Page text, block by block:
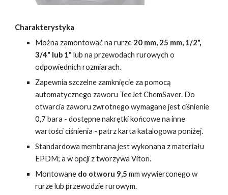
Charakterystyka
Można zamontować na rurze 20 mm, 25 mm, 1/2",
3/4" lub 1" lub na przewodach rurowych o
odpowiednich rozmiarach.
Zapewnia szczelne zamknięcie za pomocą
automatycznego zaworu TeeJet ChemSaver. Do
otwarcia zaworu zwrotnego wymagane jest ciśnienie
0,7 bara -dostępne nakrętki końcowe na inne
wartości ciśnienia - patrz karta katalogowa poniżej.
Standardowa membrana jest wykonana z materiału
EPDM; a w opcji z tworzywa Viton.
Montowane do otworu 9,5 mm wywierconego w
rurze lub przewodzie rurowym.